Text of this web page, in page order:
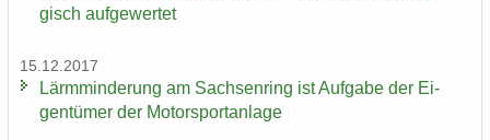
gisch auf­ge­wer­tet
15.12.2017
Lärm­min­de­rung am Sach­sen­ring ist Auf­ga­be der Ei­
gen­tü­mer der Mo­tor­sport­an­la­ge